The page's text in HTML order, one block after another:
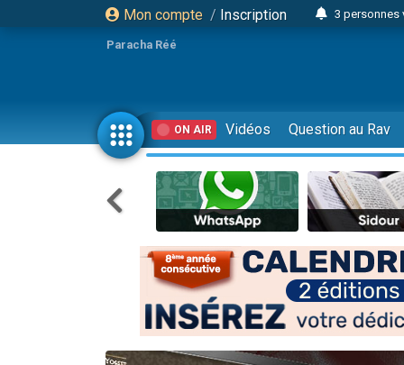
Mon compte / Inscription
3 personnes
2
13
30
Il reste
12
3 personnes
2 personnes
2
3 personnes
Paracha Réé
ON AIR Vidéos Question au Rav